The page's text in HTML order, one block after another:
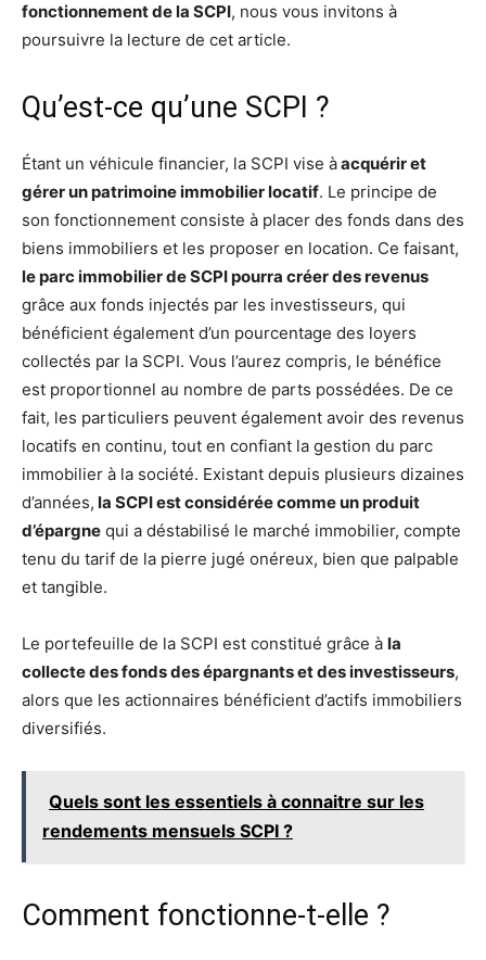
fonctionnement de la SCPI, nous vous invitons à
poursuivre la lecture de cet article.
Qu’est-ce qu’une SCPI ?
Étant un véhicule financier, la SCPI vise àacquérir et
gérer un patrimoine immobilier locatif. Le principe de
son fonctionnement consiste à placer des fonds dans des
biens immobiliers et les proposer en location. Ce faisant,
le parc immobilier de SCPI pourra créer des revenus
grâce aux fonds injectés par les investisseurs, qui
bénéficient également d’un pourcentage des loyers
collectés par la SCPI. Vous l’aurez compris, le bénéfice
est proportionnel au nombre de parts possédées. De ce
fait, les particuliers peuvent également avoir des revenus
locatifs en continu, tout en confiant la gestion du parc
immobilier à la société. Existant depuis plusieurs dizaines
d’années, la SCPI est considérée comme un produit
d’épargne qui a déstabilisé le marché immobilier, compte
tenu du tarif de la pierre jugé onéreux, bien que palpable
et tangible.
Le portefeuille de la SCPI est constitué grâce à la
collecte des fonds des épargnants et des investisseurs,
alors que les actionnaires bénéficient d’actifs immobiliers
diversifiés.
Quels sont les essentiels à connaitre sur les
rendements mensuels SCPI ?
Comment fonctionne-t-elle ?